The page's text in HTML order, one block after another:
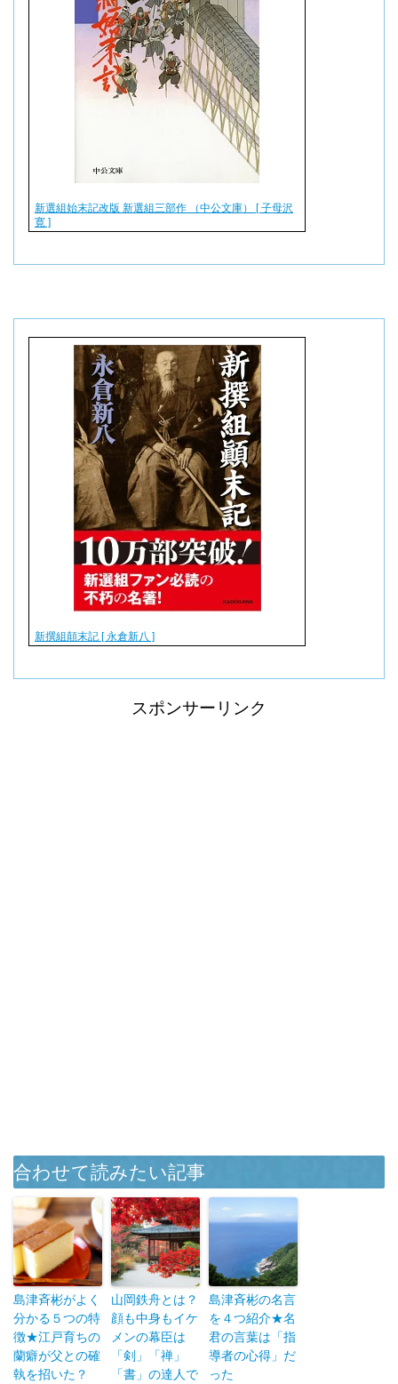
新選組始末記改版 新選組三部作 （中公文庫） [ 子母沢
寛 ]
新撰組顛末記 [ 永倉新八 ]
スポンサーリンク
合わせて読みたい記事
島津斉彬がよく
分かる５つの特
徴★江戸育ちの
蘭癖が父との確
執を招いた？
山岡鉄舟とは？
顔も中身もイケ
メンの幕臣は
「剣」「禅」
「書」の達人で
島津斉彬の名言
を４つ紹介★名
君の言葉は「指
導者の心得」だ
った